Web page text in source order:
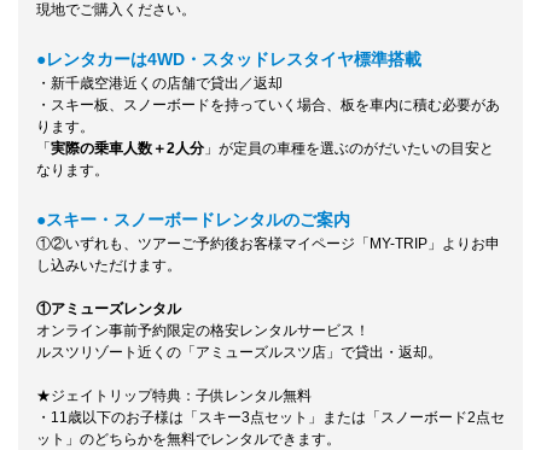
現地でご購入ください。
●レンタカーは4WD・スタッドレスタイヤ標準搭載
・新千歳空港近くの店舗で貸出／返却
・スキー板、スノーボードを持っていく場合、板を車内に積む必要があ
ります。
「 実際の乗車人数＋2人分 」が定員の車種を選ぶのがだいたいの目安と
なります。
●スキー・スノーボードレンタルのご案内
①②いずれも、ツアーご予約後お客様マイページ「MY-TRIP」よりお申
し込みいただけます。
①アミューズレンタル
オンライン事前予約限定の格安レンタルサービス！
ルスツリゾート近くの「アミューズルスツ店」で貸出・返却。
★ジェイトリップ特典：子供レンタル無料
・11歳以下のお子様は「スキー3点セット」または「スノーボード2点セ
ット」のどちらかを無料でレンタルできます。